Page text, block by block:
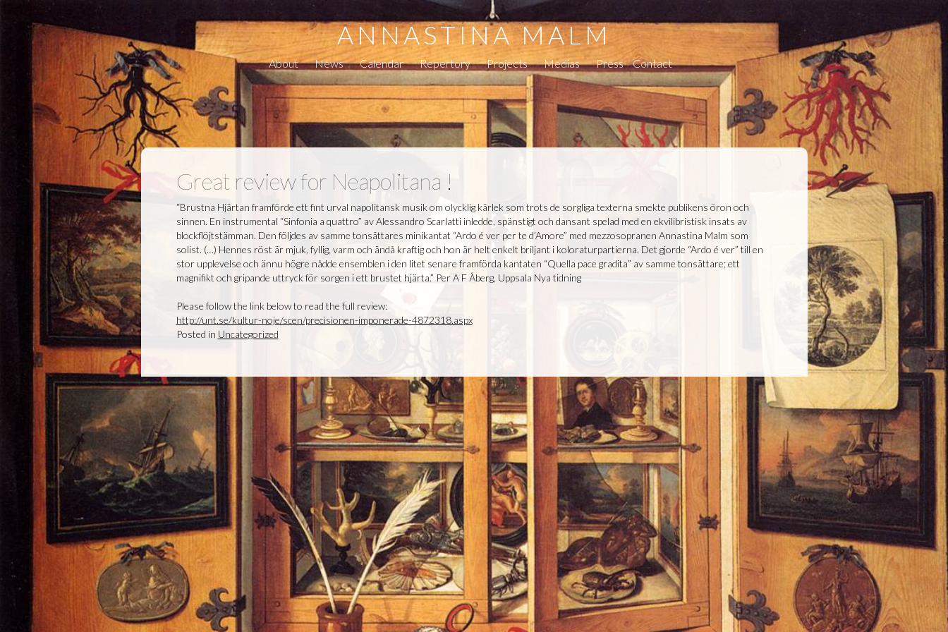
ANNASTINA MALM
About News Calendar Repertory Projects Medias Press Contact
Great review for Neapolitana !
“Brustna Hjärtan framförde ett fint urval napolitansk musik om olycklig kärlek som trots de sorgliga texterna smekte publikens öron och
sinnen. En instrumental “Sinfonia a quattro” av Alessandro Scarlatti inledde, spänstigt och dansant spelad med en ekvilibristisk insats av
blockflöjtstämman. Den följdes av samme tonsättares minikantat “Ardo é ver per te d’Amore” med mezzosopranen Annastina Malm som
solist. (…) Hennes röst är mjuk, fyllig, varm och ändå kraftig och hon är helt enkelt briljant i koloraturpartierna. Det gjorde “Ardo é ver” till en
stor upplevelse och ännu högre nådde ensemblen i den litet senare framförda kantaten “Quella pace gradita” av samme tonsättare; ett
magnifikt och gripande uttryck för sorgen i ett brustet hjärta.” Per A F Åberg, Uppsala Nya tidning
Please follow the link below to read the full review:
http://unt.se/kultur-noje/scen/precisionen-imponerade-4872318.aspx
Posted in Uncategorized